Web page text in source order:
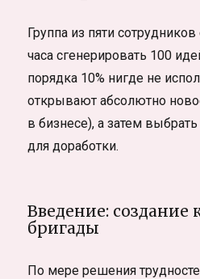
Группа из пяти
часа сгенерировать 100
порядка 10% нигде не
открывают абсолютно
в бизнесе), а затем
для доработки.
Введение: создание
бригады
По мере решения